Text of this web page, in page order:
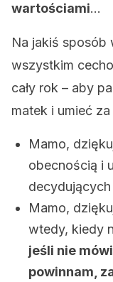
wartościami…
Na jakiś sposób
wszystkim
cały rok – aby
matek i umieć
Mamo,
obecnością i
Mamo,
wtedy, kiedy
jeśli nie
powinnam,